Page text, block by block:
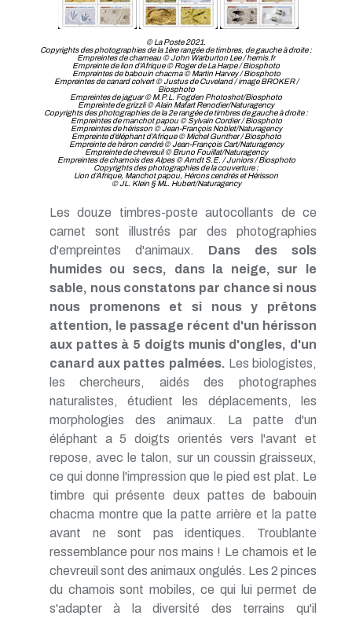
© La Poste 2021.
Copyrights des photographies de la 1ère rangée de timbres, de gauche à droite :
Empreintes de chameau © John Warburton Lee / hemis.fr
Empreinte de lion d’Afrique © Roger de La Harpe / Biosphoto
Empreintes de babouin chacma © Martin Harvey / Biosphoto
Empreintes de canard colvert © Justus de Cuveland / image BROKER /
Biosphoto
Empreintes de jaguar © M.P.L. Fogden Photoshot/Biosphoto
Empreinte de grizzli © Alain Mafart Renodier/Naturagency
Copyrights des photographies de la 2e rangée de timbres de gauche à droite :
Empreintes de manchot papou © Sylvain Cordier / Biosphoto
Empreintes de hérisson © Jean-François Noblet/Naturagency
Empreinte d’éléphant d’Afrique © Michel Gunther / Biosphoto
Empreinte de héron cendré © Jean-François Cart/Naturagency
Empreinte de chevreuil © Bruno Fouillat/Naturagency
Empreintes de chamois des Alpes © Amdt S.E. / Juniors / Biosphoto
Copyrights des photographies de la couverture :
Lion d’Afrique, Manchot papou, Hérons cendrés et Hérisson
© JL. Klein § ML. Hubert/Naturagency
Les douze timbres-poste autocollants de ce
carnet sont illustrés par des photographies
d'empreintes d'animaux. Dans des sols
humides ou secs, dans la neige, sur le
sable, nous constatons par chance si nous
nous promenons et si nous y prêtons
attention, le passage récent d'un hérisson
aux pattes à 5 doigts munis d'ongles, d'un
canard aux pattes palmées. Les biologistes,
les chercheurs, aidés des photographes
naturalistes, étudient les déplacements, les
morphologies des animaux. La patte d'un
éléphant a 5 doigts orientés vers l'avant et
repose, avec le talon, sur un coussin graisseux,
ce qui donne l'impression que le pied est plat. Le
timbre qui présente deux pattes de babouin
chacma montre que la patte arrière et la patte
avant ne sont pas identiques. Troublante
ressemblance pour nos mains ! Le chamois et le
chevreuil sont des animaux ongulés. Les 2 pinces
du chamois sont mobiles, ce qui lui permet de
s'adapter à la diversité des terrains qu'il